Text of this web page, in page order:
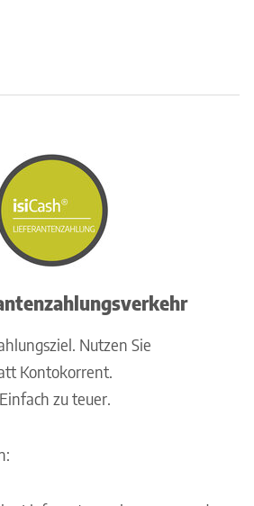
Nutzen Sie
Kontokorrent.
zu teuer.